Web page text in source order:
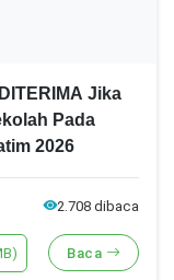
Jika
Pada
2026
2.708 dibaca
Baca